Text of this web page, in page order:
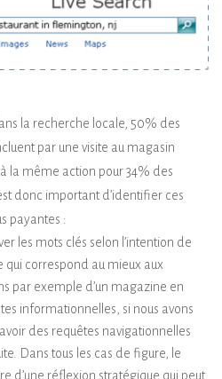
la recherche locale, 50% des
par une visite au magasin
la même action pour 34% des
donc important d’identifier ces
payantes :
les mots clés selon l’intention de
qui correspond au mieux aux
par exemple d’un magazine en
informationnelles, si nous avons
des requêtes navigationnelles
Dans tous les cas de figure, le
d’une réflexion stratégique qui peut